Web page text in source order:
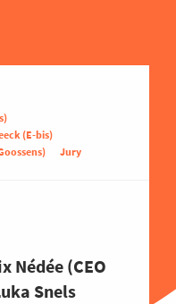
(E-bis)
Jury
Nédée (CEO
Snels